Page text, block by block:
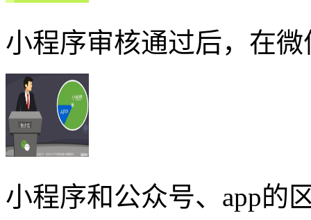
小程序审核通过后，在
小程序和公众号、app的